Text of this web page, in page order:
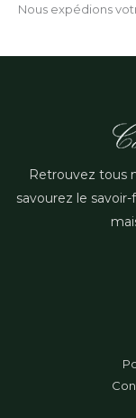
Nous expédions
Retrouvez tous
savourez le savoir-